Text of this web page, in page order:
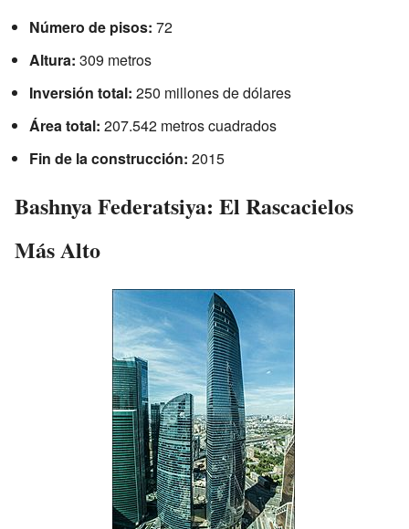
Número de pisos: 72
Altura: 309 metros
Inversión total: 250 millones de dólares
Área total: 207.542 metros cuadrados
Fin de la construcción: 2015
Bashnya Federatsiya: El Rascacielos
Más Alto